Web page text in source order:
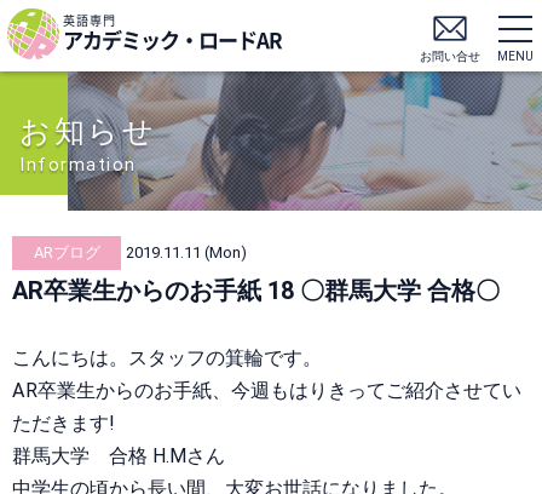
英語専門
アカデミック・ロードAR
お問い合せ MENU
お知らせ
Information
ARブログ 2019.11.11 (Mon)
AR卒業生からのお手紙 18 〇群馬大学 合格〇
こんにちは。スタッフの箕輪です。
AR卒業生からのお手紙、今週もはりきってご紹介させてい
ただきます!
群馬大学 合格 H.Mさん
中学生の頃から長い間、大変お世話になりました。